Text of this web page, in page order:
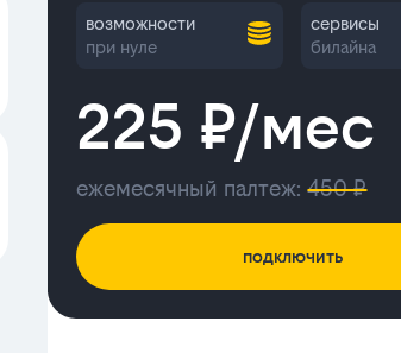
возможности
при нуле
сервисы
билайна
225 ₽/мес
ежемесячный палтеж:450 ₽
подключить